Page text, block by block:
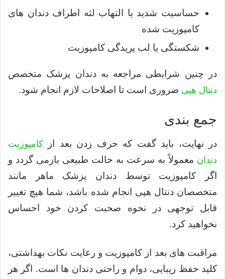
حساسیت شدید یا التهاب لثه اطراف دندان های
کامپوزیت شده
شکستگی یا لب پریدگی کامپوزیت
در چنین شرایطی مراجعه به دندان پزشک متخصص
دنتال هپی ضروری است تا اصلاحات لازم انجام شود.
جمع بندی
در نهایت، باید گفت که حرف زدن بعد از کامپوزیت
دندان معمولاً به سرعت به حالت طبیعی بازمی گردد و
اگر کامپوزیت توسط دندان پزشک ماهر مانند
متخصصان دنتال هپی انجام شده باشد، شما هیچ تغییر
قابل توجهی در نحوه صحبت کردن خود احساس
نخواهید کرد.
مراقبت های بعد از کامپوزیت و رعایت نکات بهداشتی،
کلید حفظ زیبایی، دوام و راحتی دندان ها است. اگر هر